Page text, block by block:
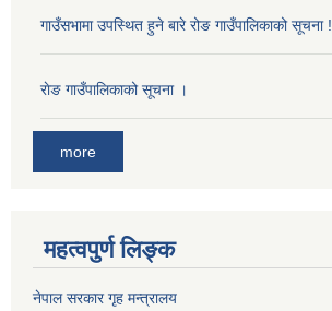
गाउँसभामा उपस्थित हुने बारे रोङ गाउँपालिकाको सूचना !
राेङ गाउँपालिकाको सूचना ।
more
महत्वपुर्ण लिङ्क
नेपाल सरकार गृह मन्त्रालय